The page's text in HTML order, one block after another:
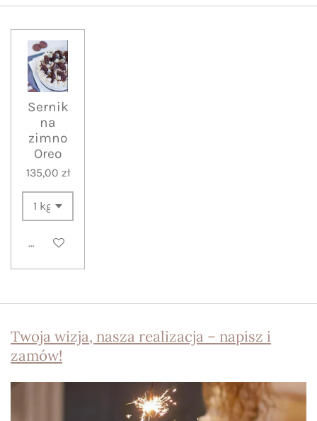
Sernik
na
zimno
Oreo
135,00 zł
Dodaj do koszyka
Twoja wizja, nasza realizacja – napisz i
zamów!